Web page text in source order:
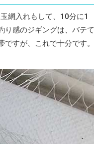
網入れもして、10分に1
り感のジギングは、バテて
すが、これで十分です。